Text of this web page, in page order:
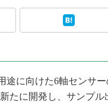
ス入門（EDN
途に向けた6軸センサー
たに開発し、サンプル